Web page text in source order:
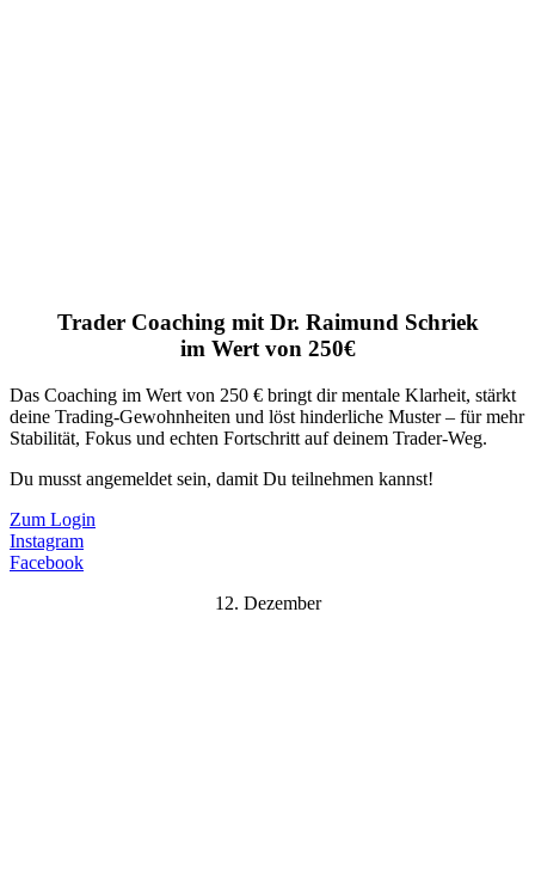
Trader Coaching mit Dr. Raimund Schriek
im Wert von 250€
Das Coaching im Wert von 250 € bringt dir mentale Klarheit, stärkt
deine Trading-Gewohnheiten und löst hinderliche Muster – für mehr
Stabilität, Fokus und echten Fortschritt auf deinem Trader-Weg.
Du musst angemeldet sein, damit Du teilnehmen kannst!
Zum Login
Instagram
Facebook
12. Dezember